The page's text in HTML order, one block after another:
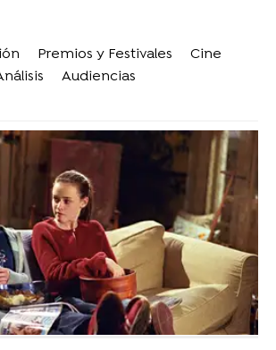
Premios y Festivales
Cine
Audiencias